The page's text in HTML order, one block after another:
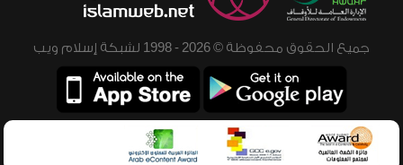
جميع الحقوق محفوظة © 2026 - 1998 لشبكة إسلام ويب